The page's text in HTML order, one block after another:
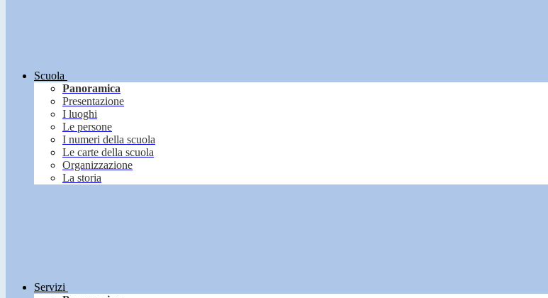
Scuola
Panoramica
Presentazione
I luoghi
Le persone
I numeri della scuola
Le carte della scuola
Organizzazione
La storia
Servizi